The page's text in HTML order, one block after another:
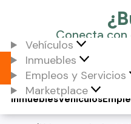
Vehículos
Inmuebles
Empleos y Servicios
Marketplace
Vehículos
Inmuebles